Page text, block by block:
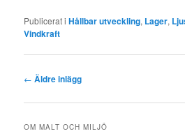
Publicerat i Hållbar utveckling, Lager,
Vindkraft
Inläggsnavigering
← Äldre inlägg
OM MALT OCH MILJÖ